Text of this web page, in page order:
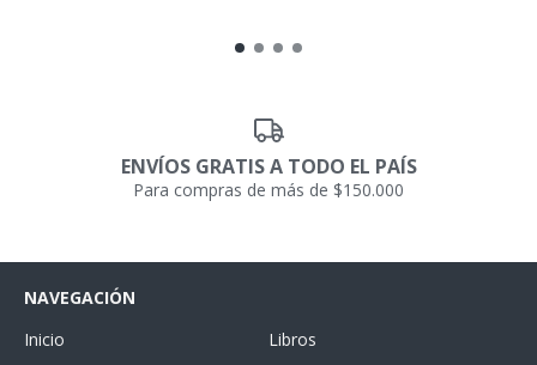
ENVÍOS GRATIS A TODO EL PAÍS
Para compras de más de $150.000
NAVEGACIÓN
Inicio
Libros